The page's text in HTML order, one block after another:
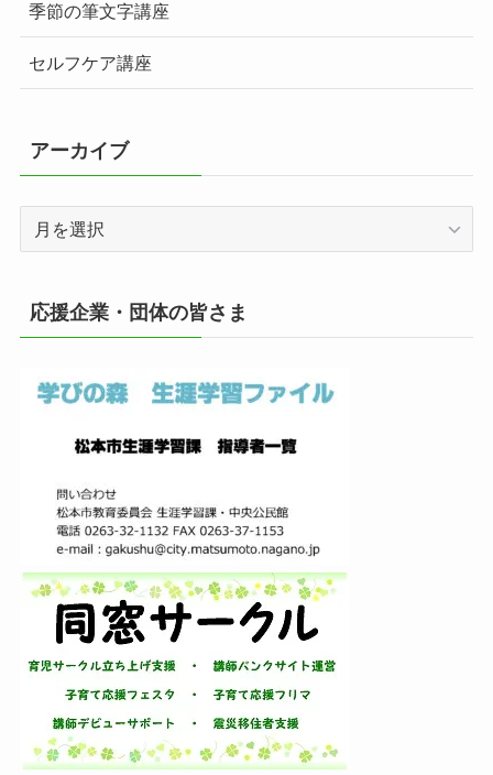
季節の筆文字講座
セルフケア講座
アーカイブ
イ
ブ
応援企業・団体の皆さま